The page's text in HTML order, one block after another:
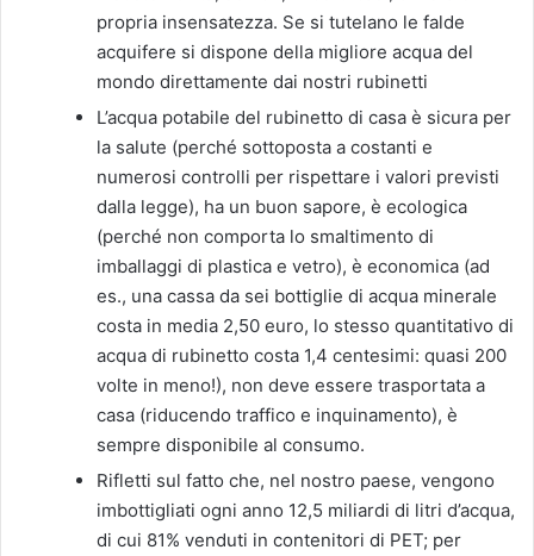
propria insensatezza. Se si tutelano le falde
acquifere si dispone della migliore acqua del
mondo direttamente dai nostri rubinetti
L’acqua potabile del rubinetto di casa è sicura per
la salute (perché sottoposta a costanti e
numerosi controlli per rispettare i valori previsti
dalla legge), ha un buon sapore, è ecologica
(perché non comporta lo smaltimento di
imballaggi di plastica e vetro), è economica (ad
es., una cassa da sei bottiglie di acqua minerale
costa in media 2,50 euro, lo stesso quantitativo di
acqua di rubinetto costa 1,4 centesimi: quasi 200
volte in meno!), non deve essere trasportata a
casa (riducendo traffico e inquinamento), è
sempre disponibile al consumo.
Rifletti sul fatto che, nel nostro paese, vengono
imbottigliati ogni anno 12,5 miliardi di litri d’acqua,
di cui 81% venduti in contenitori di PET; per